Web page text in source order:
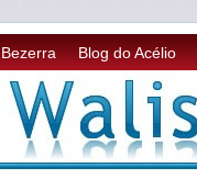
Blog do Acélio